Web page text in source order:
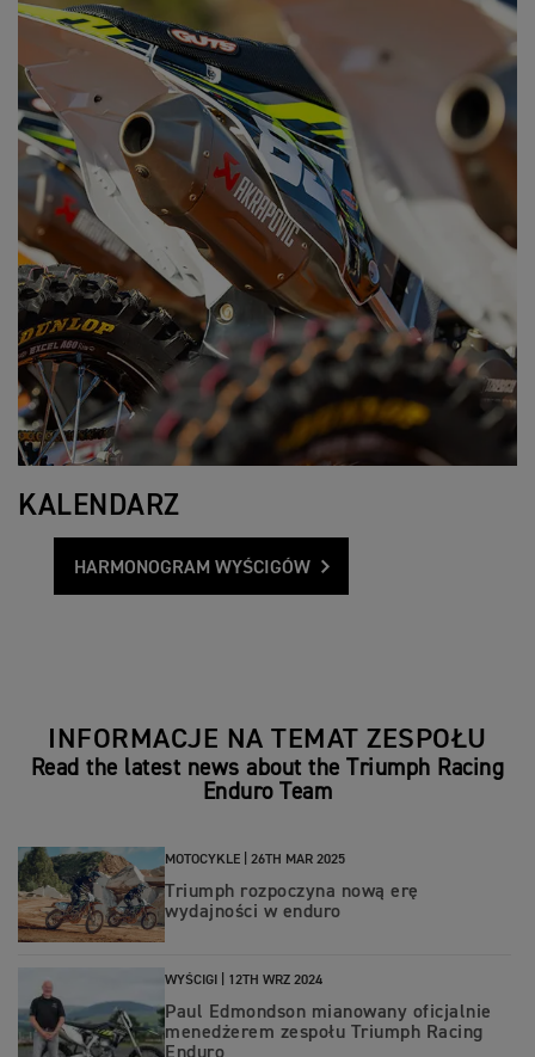
KALENDARZ
HARMONOGRAM WYŚCIGÓW
INFORMACJE NA TEMAT ZESPOŁU
Read the latest news about the Triumph Racing
Enduro Team
MOTOCYKLE | 26TH MAR 2025
Triumph rozpoczyna nową erę
wydajności w enduro
WYŚCIGI | 12TH WRZ 2024
Paul Edmondson mianowany oficjalnie
menedżerem zespołu Triumph Racing